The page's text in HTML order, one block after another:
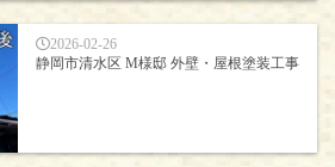
2026-02-26
静岡市清水区 M様邸 外壁・屋根塗装工事